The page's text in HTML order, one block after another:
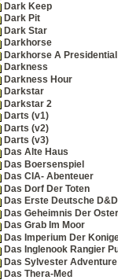
Dark Keep
Dark Pit
Dark Star
Darkhorse
Darkhorse A
Darkness
Darkness Hour
Darkstar
Darkstar 2
Darts (v1)
Darts (v2)
Darts (v3)
Das Alte Haus
Das Boersenspiel
Das CIA- Abenteuer
Das Dorf Der Toten
Das Erste Deutsche
Das Geheimnis Der
Das Grab Im Moor
Das Imperium Der
Das Inglenook Rangier
Das Sylvester Adventure
Das Thera-Med